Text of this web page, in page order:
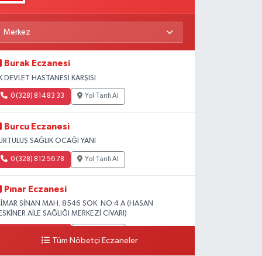
Burak Eczanesi
DEVLET HASTANESİ KARŞISI
0 (328) 814 83 33 Yol Tarifi Al
Burcu Eczanesi
SAĞLIK OCAĞI YANI
0 (328) 812 56 78 Yol Tarifi Al
Pınar Eczanesi
SİNAN MAH. 8546 SOK. NO:4 A (HASAN
AİLE SAĞLIĞI MERKEZİ CİVARI)
Tüm Nöbetçi Eczaneler